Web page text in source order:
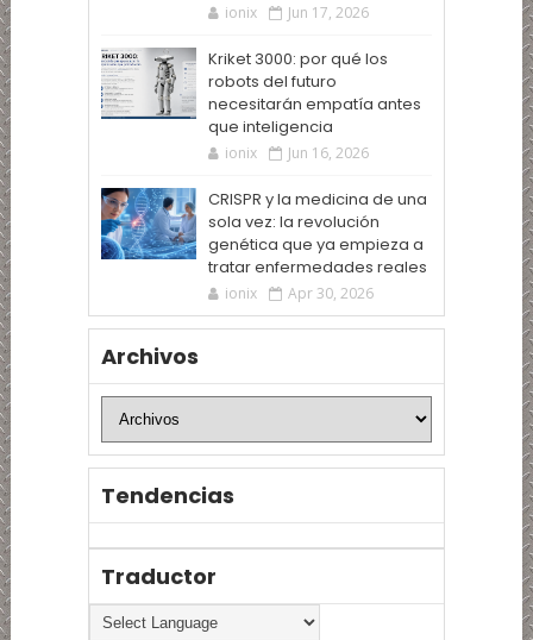
ionix Jun 17, 2026
Kriket 3000: por qué los
robots del futuro
necesitarán empatía antes
que inteligencia
ionix Jun 16, 2026
CRISPR y la medicina de una
sola vez: la revolución
genética que ya empieza a
tratar enfermedades reales
ionix Apr 30, 2026
Archivos
Tendencias
Traductor